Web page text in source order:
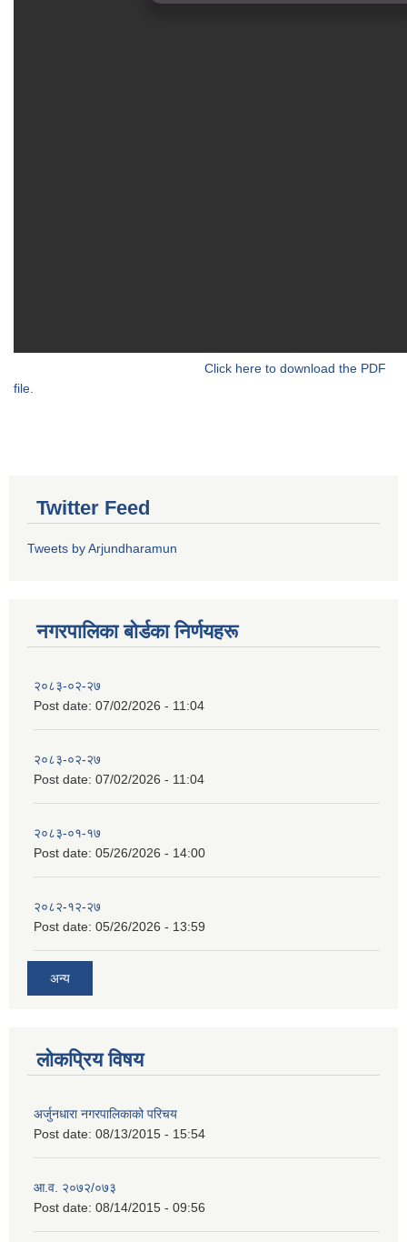
Click here to download the PDF
file.
Twitter Feed
Tweets by Arjundharamun
नगरपालिका बाेर्डका निर्णयहरू
२०८३-०२-२७
Post date: 07/02/2026 - 11:04
२०८३-०२-२७
Post date: 07/02/2026 - 11:04
२०८३-०१-१७
Post date: 05/26/2026 - 14:00
२०८२-१२-२७
Post date: 05/26/2026 - 13:59
अन्य
लोकप्रिय विषय
अर्जुनधारा नगरपालिकाको परिचय
Post date: 08/13/2015 - 15:54
आ.व. २०७२/०७३
Post date: 08/14/2015 - 09:56